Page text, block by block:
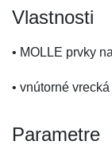
Vlastnosti
• MOLLE prvky
• vnútorné
Parametre